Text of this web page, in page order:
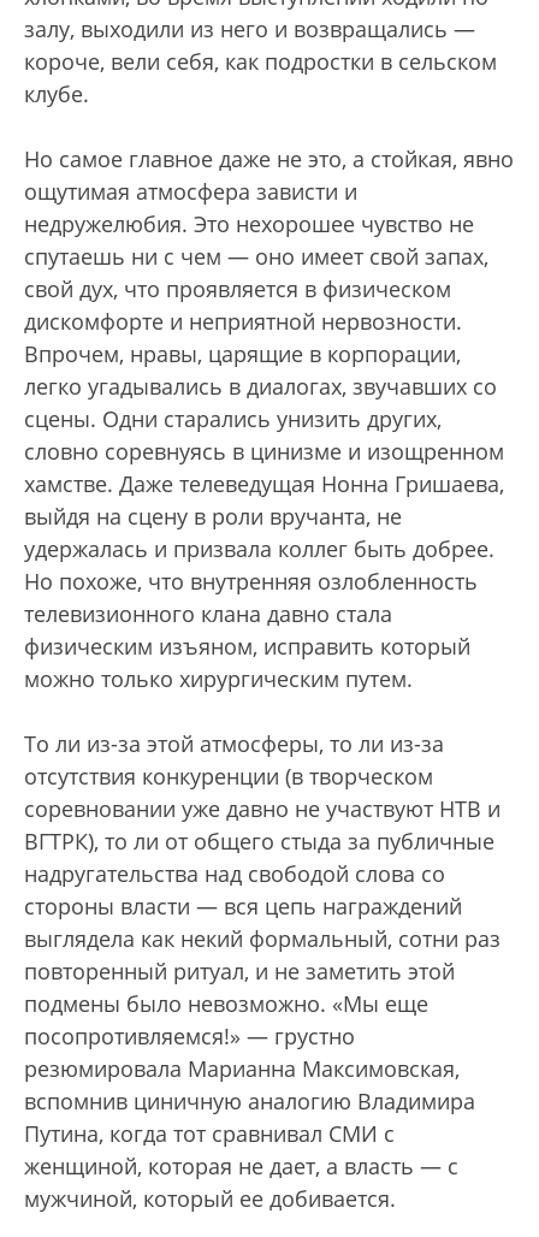
залу, выходили из него и возвращались —
короче, вели себя, как подростки в сельском
клубе.
Но самое главное даже не это, а стойкая, явно
ощутимая атмосфера зависти и
недружелюбия. Это нехорошее чувство не
спутаешь ни с чем — оно имеет свой запах,
свой дух, что проявляется в физическом
дискомфорте и неприятной нервозности.
Впрочем, нравы, царящие в корпорации,
легко угадывались в диалогах, звучавших со
сцены. Одни старались унизить других,
словно соревнуясь в цинизме и изощренном
хамстве. Даже телеведущая Нонна Гришаева,
выйдя на сцену в роли вручанта, не
удержалась и призвала коллег быть добрее.
Но похоже, что внутренняя озлобленность
телевизионного клана давно стала
физическим изъяном, исправить который
можно только хирургическим путем.
То ли из-за этой атмосферы, то ли из-за
отсутствия конкуренции (в творческом
соревновании уже давно не участвуют НТВ и
ВГТРК), то ли от общего стыда за публичные
надругательства над свободой слова со
стороны власти — вся цепь награждений
выглядела как некий формальный, сотни раз
повторенный ритуал, и не заметить этой
подмены было невозможно. «Мы еще
посопротивляемся!» — грустно
резюмировала Марианна Максимовская,
вспомнив циничную аналогию Владимира
Путина, когда тот сравнивал СМИ с
женщиной, которая не дает, а власть — с
мужчиной, который ее добивается.